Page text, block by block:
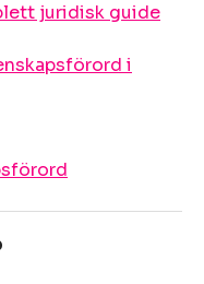
juridisk guide
i